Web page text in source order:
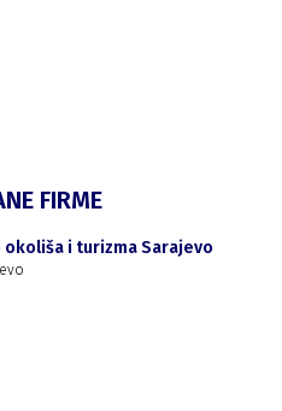
FIRME
i turizma Sarajevo